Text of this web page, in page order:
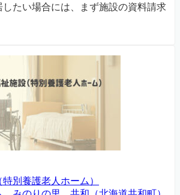
たい場合には、まず施設の資料請求
別養護老人ホーム）